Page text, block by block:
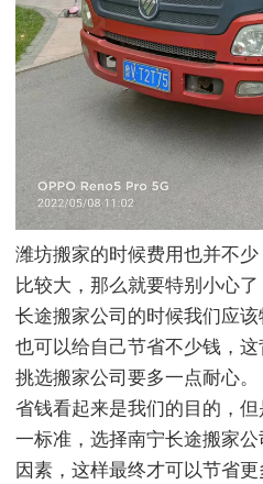
潍坊搬家的时候费用也并不
比较大，那么就要特别小心
长途搬家公司的时候我们应
也可以给自己节省不少钱，这
挑选搬家公司要多一点耐心。
省钱看起来是我们的目的，
一标准，选择南宁长途搬家
因素，这样最终才可以节省